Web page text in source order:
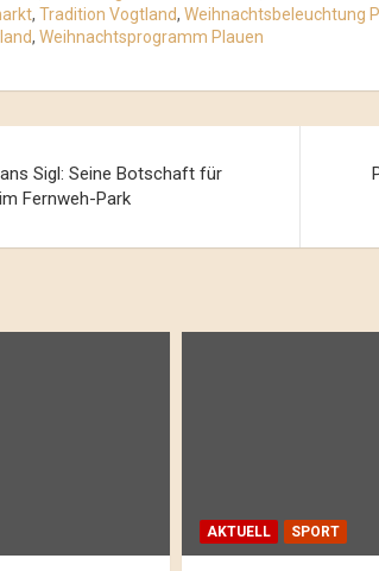
, Tradition Vogtland, Weihnachtsbeleuchtung
, Weihnachtsprogramm Plauen
Sigl: Seine Botschaft für
Fernweh-Park
AKTUELL SPORT